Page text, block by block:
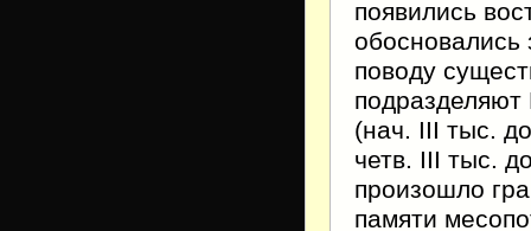
появились
обосновались
поводу
подразделяют
(нач. III тыс.
четв. III тыс.
произошло
памяти